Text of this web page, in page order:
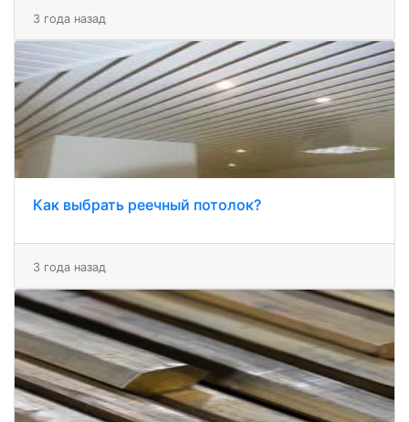
3 года назад
Как выбрать реечный потолок?
3 года назад